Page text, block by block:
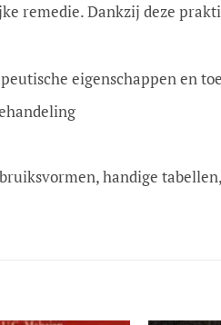
remedie. Dankzij deze
eigenschappen en
handige